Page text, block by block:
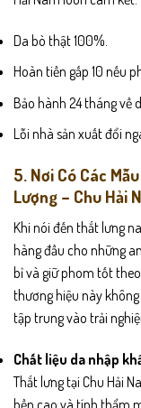
Da bò thật 100%.
Hoàn tiền gấp 10 nếu
Bảo hành 24 tháng về
Lỗi nhà sản xuất đổi
5. Nơi Có Các
Lượng – Chu Hải
Khi nói đến thắt lưng
hàng đầu cho những
bỉ và giữ phom tốt
thương hiệu này
tập trung vào trải
Chất liệu da nhập
Thắt lưng tại Chu Hải
bền cao và tính thẩm